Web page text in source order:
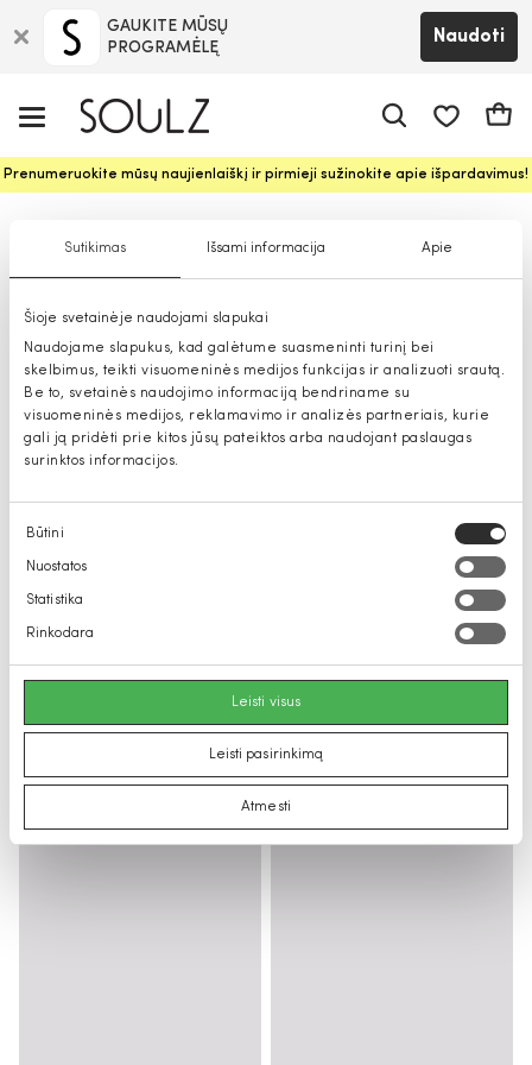
Sutikimas Išsami informacija Apie
Šioje svetainėje naudojami slapukai
Naudojame slapukus, kad galėtume suasmeninti turinį bei
skelbimus, teikti visuomeninės medijos funkcijas ir analizuoti srautą.
Be to, svetainės naudojimo informaciją bendriname su
visuomeninės medijos, reklamavimo ir analizės partneriais, kurie
gali ją pridėti prie kitos jūsų pateiktos arba naudojant paslaugas
surinktos informacijos.
Sutikimo
pasirinkimas
Būtini
Nuostatos
Statistika
Rinkodara
Leisti visus
Leisti pasirinkimą
Atmesti
GAUKITE MŪSŲ
PROGRAMĖLĘ
Naudoti
Prenumeruokite mūsų naujienlaiškį ir pirmieji sužinokite apie išpardavimus!
Claudio Campione avalynė
moterims